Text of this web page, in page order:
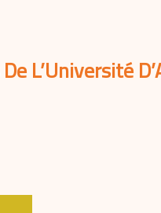
L’Université